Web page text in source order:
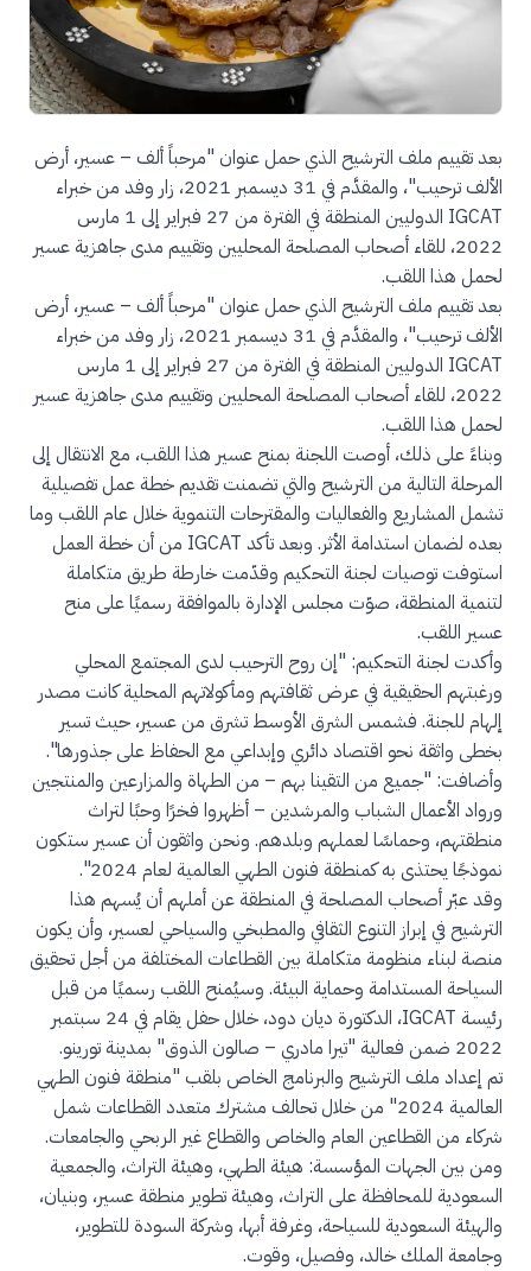
بعد تقييم ملف الترشيح الذي حمل عنوان "مرحباً ألف – عسير، أرض
الألف ترحيب"، والمقدَّم في 31 ديسمبر 2021، زار وفد من خبراء
IGCAT الدوليين المنطقة في الفترة من 27 فبراير إلى 1 مارس
2022، للقاء أصحاب المصلحة المحليين وتقييم مدى جاهزية عسير
لحمل هذا اللقب.
بعد تقييم ملف الترشيح الذي حمل عنوان "مرحباً ألف – عسير، أرض
الألف ترحيب"، والمقدَّم في 31 ديسمبر 2021، زار وفد من خبراء
IGCAT الدوليين المنطقة في الفترة من 27 فبراير إلى 1 مارس
2022، للقاء أصحاب المصلحة المحليين وتقييم مدى جاهزية عسير
لحمل هذا اللقب.
وبناءً على ذلك، أوصت اللجنة بمنح عسير هذا اللقب، مع الانتقال إلى
المرحلة التالية من الترشيح والتي تضمنت تقديم خطة عمل تفصيلية
تشمل المشاريع والفعاليات والمقترحات التنموية خلال عام اللقب وما
بعده لضمان استدامة الأثر. وبعد تأكد IGCAT من أن خطة العمل
استوفت توصيات لجنة التحكيم وقدّمت خارطة طريق متكاملة
لتنمية المنطقة، صوّت مجلس الإدارة بالموافقة رسميًا على منح
عسير اللقب.
وأكدت لجنة التحكيم: "إن روح الترحيب لدى المجتمع المحلي
ورغبتهم الحقيقية في عرض ثقافتهم ومأكولاتهم المحلية كانت مصدر
إلهام للجنة. فشمس الشرق الأوسط تشرق من عسير، حيث تسير
بخطى واثقة نحو اقتصاد دائري وإبداعي مع الحفاظ على جذورها".
وأضافت: "جميع من التقينا بهم – من الطهاة والمزارعين والمنتجين
ورواد الأعمال الشباب والمرشدين – أظهروا فخرًا وحبًا لتراث
منطقتهم، وحماسًا لعملهم وبلدهم. ونحن واثقون أن عسير ستكون
نموذجًا يحتذى به كمنطقة فنون الطهي العالمية لعام 2024".
وقد عبّر أصحاب المصلحة في المنطقة عن أملهم أن يُسهم هذا
الترشيح في إبراز التنوع الثقافي والمطبخي والسياحي لعسير، وأن يكون
منصة لبناء منظومة متكاملة بين القطاعات المختلفة من أجل تحقيق
السياحة المستدامة وحماية البيئة. وسيُمنح اللقب رسميًا من قبل
رئيسة IGCAT، الدكتورة ديان دود، خلال حفل يقام في 24 سبتمبر
2022 ضمن فعالية "تيرا مادري – صالون الذوق" بمدينة تورينو.
تم إعداد ملف الترشيح والبرنامج الخاص بلقب "منطقة فنون الطهي
العالمية 2024" من خلال تحالف مشترك متعدد القطاعات شمل
شركاء من القطاعين العام والخاص والقطاع غير الربحي والجامعات.
ومن بين الجهات المؤسسة: هيئة الطهي، وهيئة التراث، والجمعية
السعودية للمحافظة على التراث، وهيئة تطوير منطقة عسير، وبنيان،
والهيئة السعودية للسياحة، وغرفة أبها، وشركة السودة للتطوير،
وجامعة الملك خالد، وفصيل، وقوت.